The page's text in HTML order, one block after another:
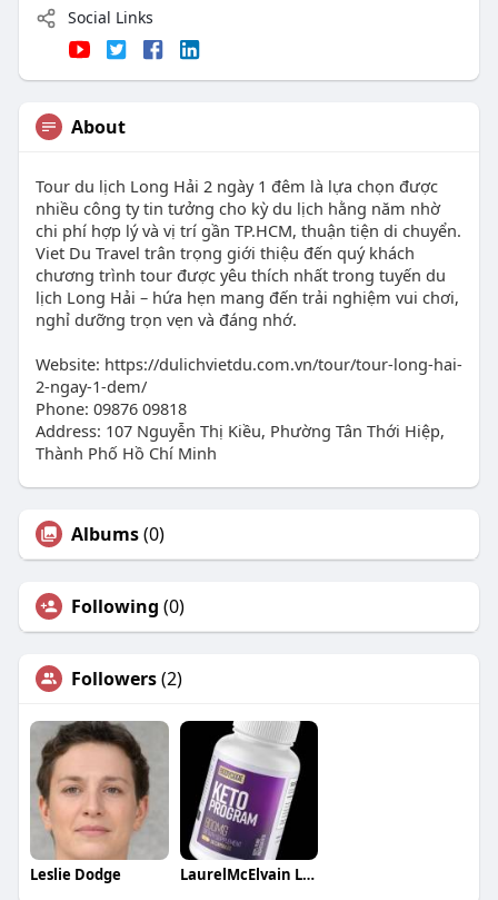
Social Links
About
Tour du lịch Long Hải 2 ngày 1 đêm là lựa chọn được
nhiều công ty tin tưởng cho kỳ du lịch hằng năm nhờ
chi phí hợp lý và vị trí gần TP.HCM, thuận tiện di chuyển.
Viet Du Travel trân trọng giới thiệu đến quý khách
chương trình tour được yêu thích nhất trong tuyến du
lịch Long Hải – hứa hẹn mang đến trải nghiệm vui chơi,
nghỉ dưỡng trọn vẹn và đáng nhớ.
Website: https://dulichvietdu.com.vn/tour/tour-long-hai-
2-ngay-1-dem/
Phone: 09876 09818
Address: 107 Nguyễn Thị Kiều, Phường Tân Thới Hiệp,
Thành Phố Hồ Chí Minh
Albums(0)
Following (0)
Followers(2)
Leslie Dodge LaurelMcElvain LaurelMcElvain